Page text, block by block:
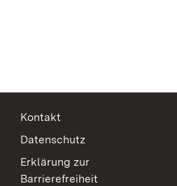
Kontakt
Datenschutz
Erklärung zur
Barrierefreiheit